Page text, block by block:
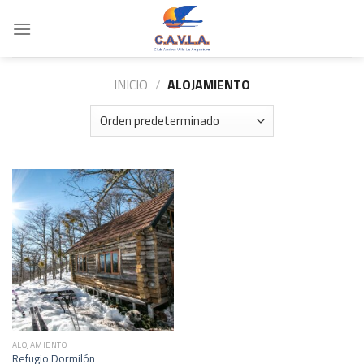
INICIO / ALOJAMIENTO
ALOJAMIENTO
Refugio Dormilón